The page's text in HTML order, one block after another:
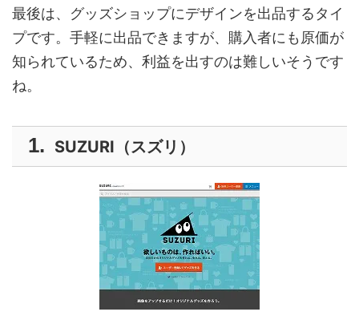
最後は、グッズショップにデザインを出品するタイ
プです。手軽に出品できますが、購入者にも原価が
知られているため、利益を出すのは難しいそうです
ね。
SUZURI（スズリ）